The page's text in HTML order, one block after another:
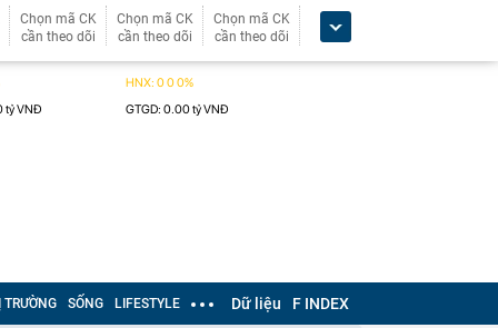
Chọn mã CK
cần theo dõi
Chọn mã CK
cần theo dõi
Chọn mã CK
cần theo dõi
TRƯỜNG SỐNG LIFESTYLE Dữ liệu F INDEX